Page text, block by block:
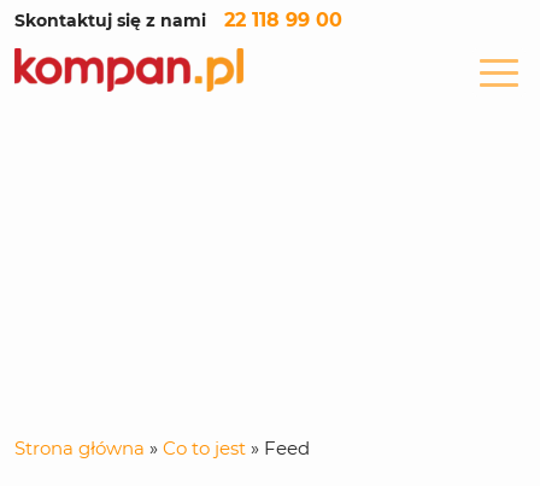
Skontaktuj się z nami 22 118 99 00
Strona główna » Co to jest » Feed